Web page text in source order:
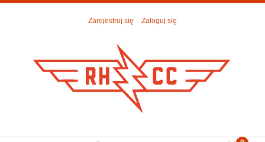
Zarejestruj się Zaloguj się